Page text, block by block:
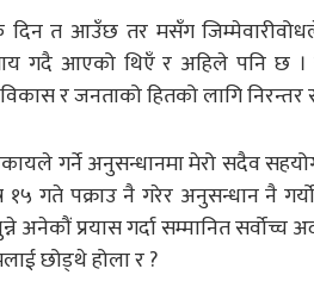
त आउँछ तर मसँग जिम्मेवारीवोधले
गदै आएको थिएँ र अहिले पनि छ
र जनताको हितको लागि निरन्तर
गर्ने अनुसन्धानमा मेरो सदैव
गते पक्राउ नै गरेर अनुसन्धान नै
अनेकौं प्रयास गर्दा सम्मानित
छोड्थे होला र ?